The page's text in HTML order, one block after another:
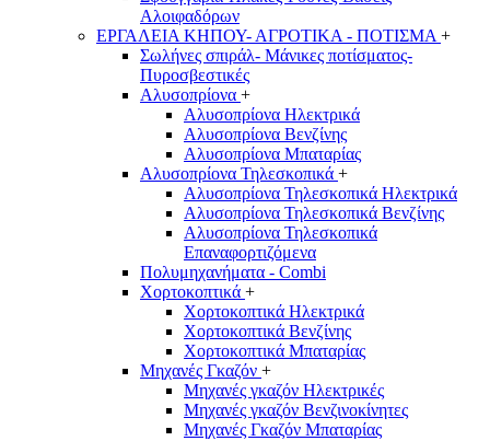
Αλοιφαδόρων
ΕΡΓΑΛΕΙΑ ΚΗΠΟΥ- ΑΓΡΟΤΙΚΑ - ΠΟΤΙΣΜΑ +
Σωλήνες σπιράλ- Μάνικες ποτίσματος-
Πυροσβεστικές
Αλυσοπρίονα +
Αλυσοπρίονα Ηλεκτρικά
Αλυσοπρίονα Βενζίνης
Αλυσοπρίονα Μπαταρίας
Αλυσοπρίονα Τηλεσκοπικά +
Αλυσοπρίονα Τηλεσκοπικά Ηλεκτρικά
Αλυσοπρίονα Τηλεσκοπικά Βενζίνης
Αλυσοπρίονα Τηλεσκοπικά
Επαναφορτιζόμενα
Πολυμηχανήματα - Combi
Χορτοκοπτικά +
Χορτοκοπτικά Ηλεκτρικά
Χορτοκοπτικά Βενζίνης
Χορτοκοπτικά Μπαταρίας
Μηχανές Γκαζόν +
Μηχανές γκαζόν Ηλεκτρικές
Μηχανές γκαζόν Βενζινοκίνητες
Μηχανές Γκαζόν Μπαταρίας